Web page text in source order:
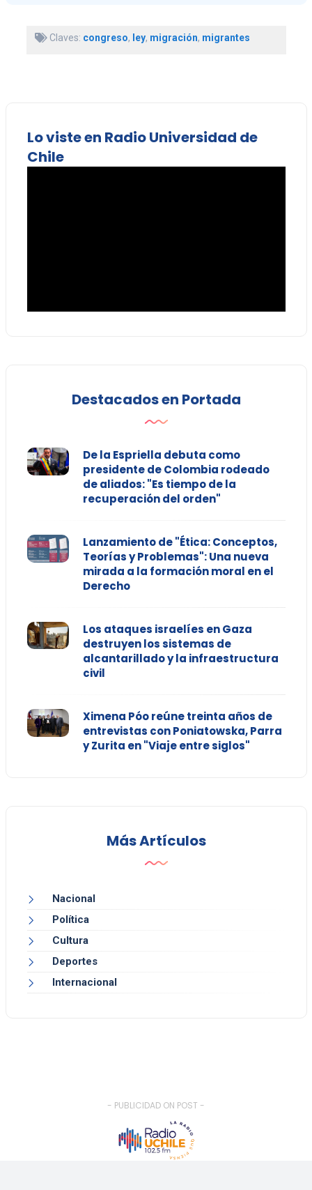
Claves: congreso, ley, migración, migrantes
Lo viste en Radio Universidad de
Chile
Destacados en Portada
De la Espriella debuta como
presidente de Colombia rodeado
de aliados: "Es tiempo de la
recuperación del orden"
Lanzamiento de "Ética: Conceptos,
Teorías y Problemas": Una nueva
mirada a la formación moral en el
Derecho
Los ataques israelíes en Gaza
destruyen los sistemas de
alcantarillado y la infraestructura
civil
Ximena Póo reúne treinta años de
entrevistas con Poniatowska, Parra
y Zurita en "Viaje entre siglos"
Más Artículos
Nacional
Política
Cultura
Deportes
Internacional
- PUBLICIDAD ON POST -